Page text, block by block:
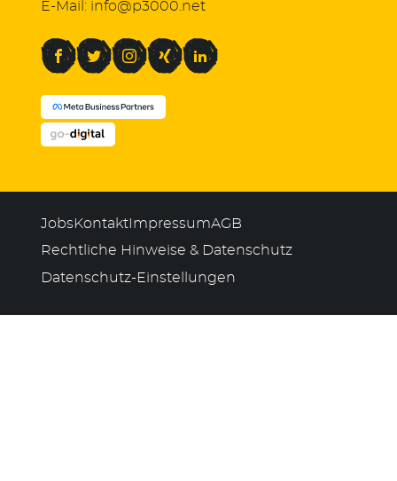
E-Mail: info@p3000.net
FacebookTwitterInstagramXing LinkedIn
JobsKontakt ImpressumAGB
Rechtliche Hinweise & Datenschutz
Datenschutz-Einstellungen